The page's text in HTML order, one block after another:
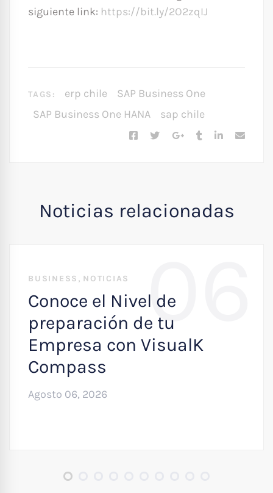
siguiente link: https://bit.ly/2O2zqIJ
TAGS: erp chile
SAP Business One
SAP Business One HANA
sap chile
Noticias relacionadas
06
BUSINESS , NOTICIAS
Conoce el Nivel de
preparación de tu
Empresa con VisualK
Compass
Agosto 06, 2026